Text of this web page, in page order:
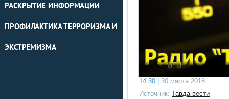
РАСКРЫТИЕ ИНФОРМАЦИИ
ПРОФИЛАКТИКА ТЕРРОРИЗМА И
ЭКСТРЕМИЗМА
14:30 |
30 марта 2018
Источник: Тавда-вести